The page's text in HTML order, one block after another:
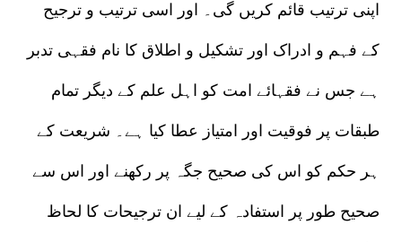
اپنی ترتیب قائم کریں گی۔ اور اسی ترتیب و ترجیح
کے فہم و ادراک اور تشکیل و اطلاق کا نام فقہی تدبر
ہے جس نے فقہائے امت کو اہل علم کے دیگر تمام
طبقات پر فوقیت اور امتیاز عطا کیا ہے۔ شریعت کے
ہر حکم کو اس کی صحیح جگہ پر رکھنے اور اس سے
صحیح طور پر استفادہ کے لیے ان ترجیحات کا لحاظ